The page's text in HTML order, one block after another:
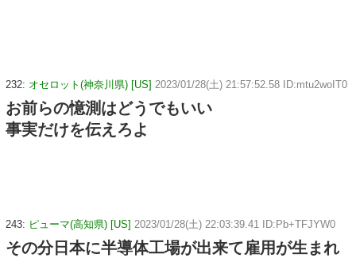
232: オセロット(神奈川県) [US] 2023/01/28(土) 21:57:52.58 ID:mtu2woIT0
お前らの憶測はどうでもいい
事実だけを伝えろよ
243: ピューマ(高知県) [US] 2023/01/28(土) 22:03:39.41 ID:Pb+TFJYW0
その分日本に半導体工場が出来て雇用が生まれ